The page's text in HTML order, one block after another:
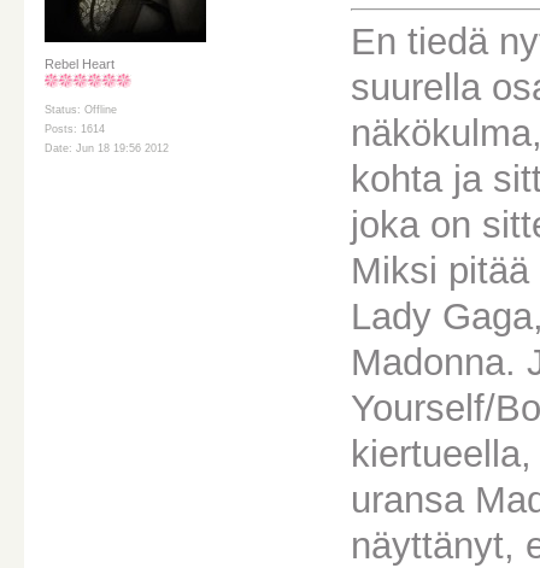
Rebel Heart
Status: Offline
Posts: 1614
Date: Jun 18 19:56 2012
En tiedä
suurella
kohta ja
joka on
Miksi
Lady
Madonna.
Yourself/
uransa
näyttänyt,